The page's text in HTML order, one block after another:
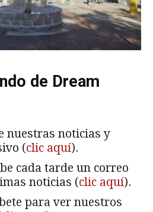
de Dream
nuestras noticias y
(clic aquí).
cada tarde un correo
noticias (clic aquí).
para ver nuestros